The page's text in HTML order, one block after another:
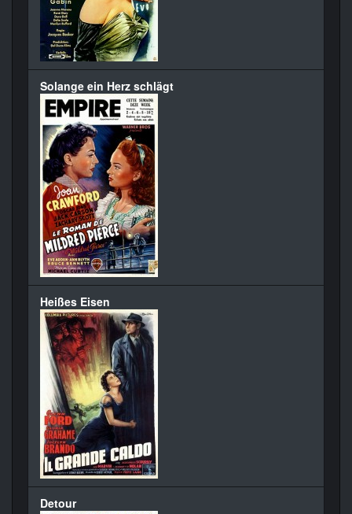
Solange ein Herz schlägt
Heißes Eisen
Detour